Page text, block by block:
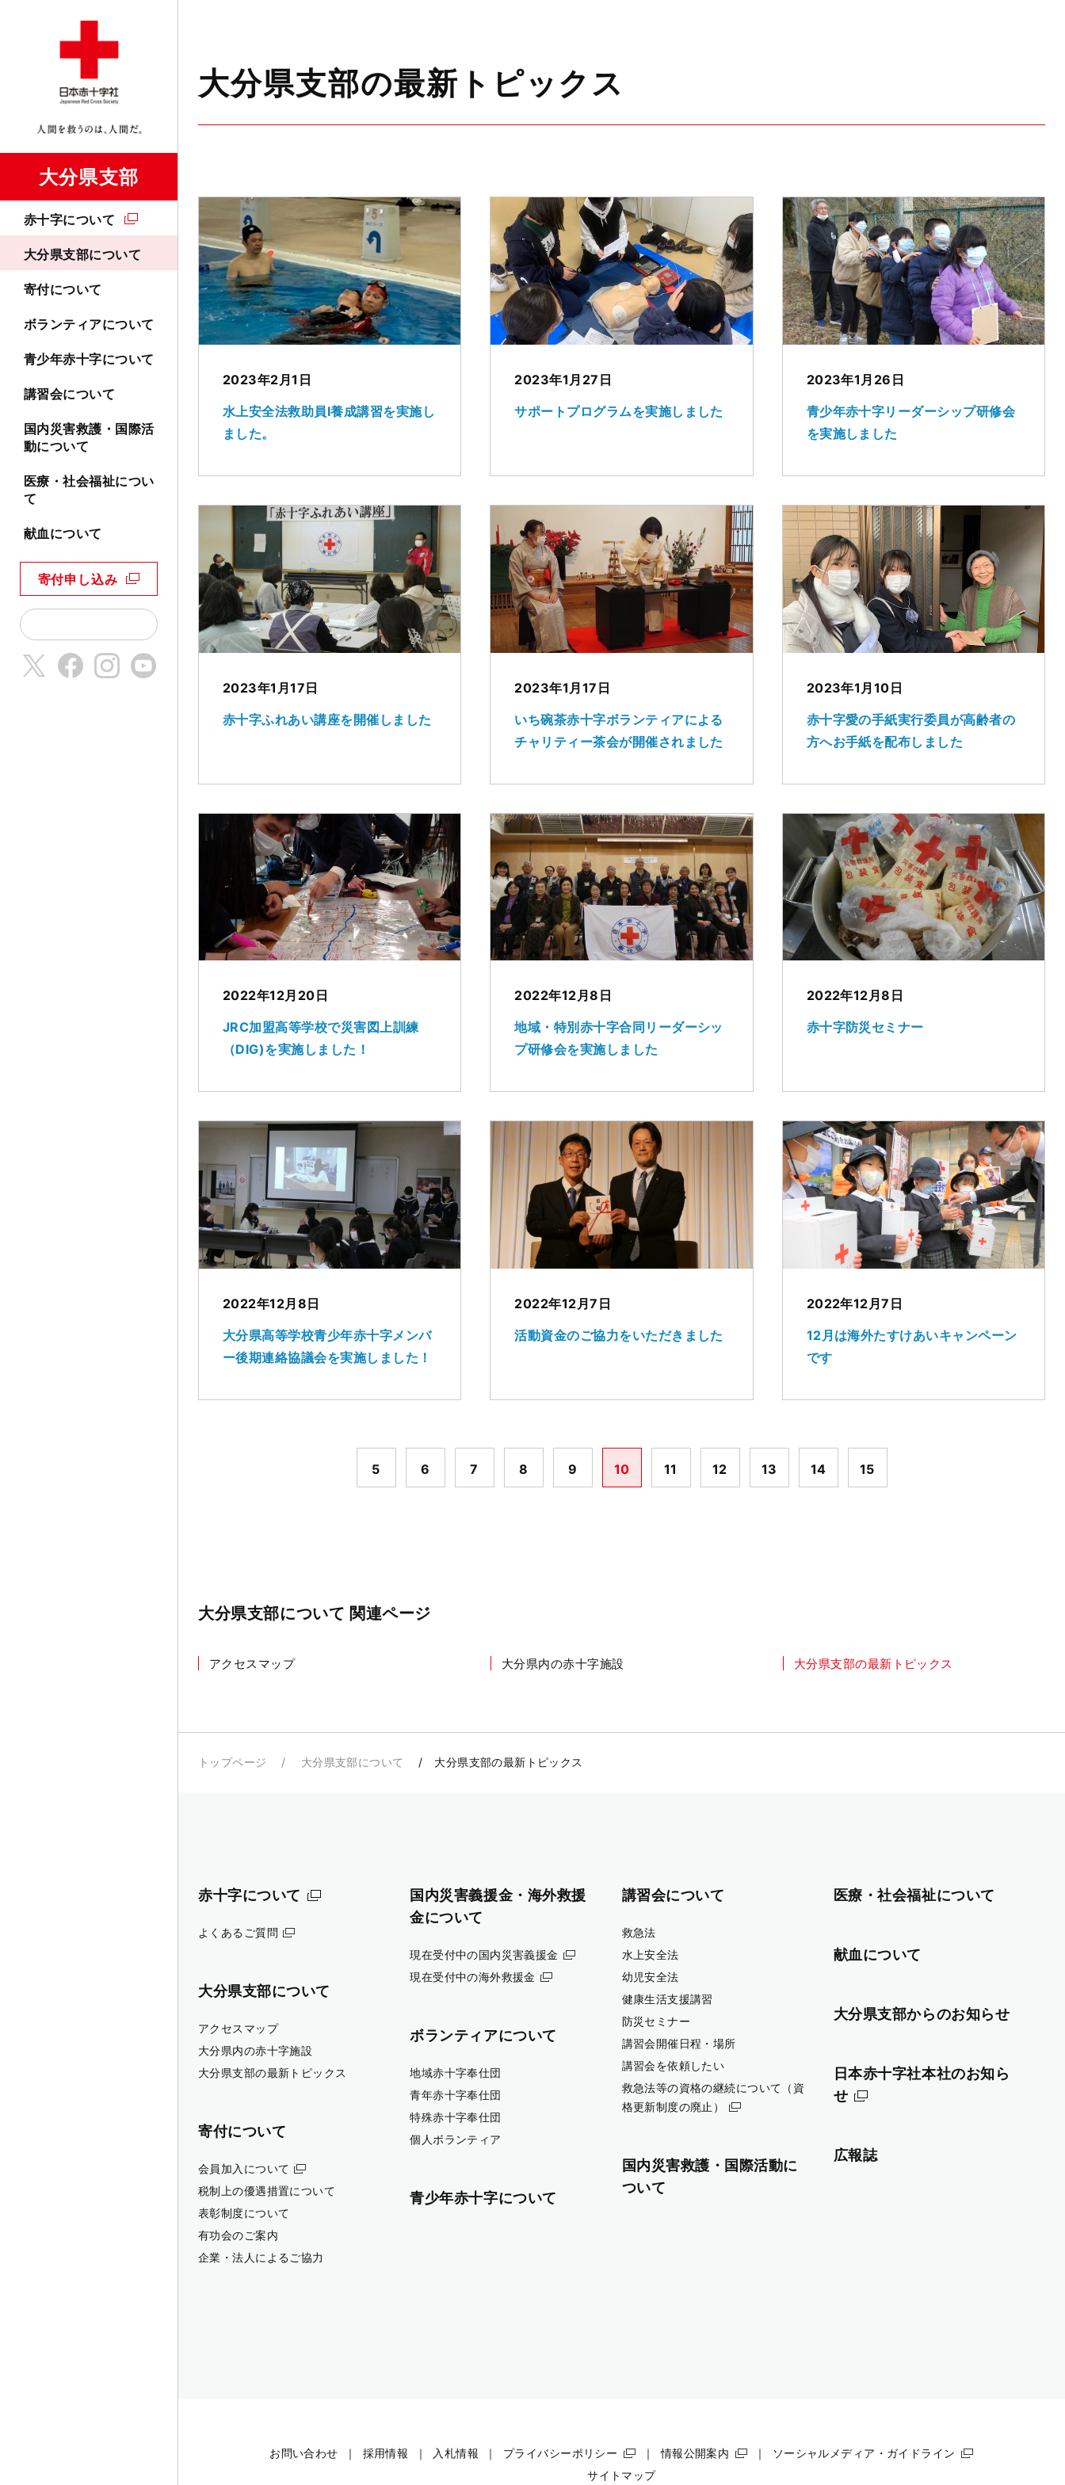
大分県支部
赤十字について
大分県支部について
寄付について
ボランティアについて
青少年赤十字について
講習会について
国内災害救護・国際活
動について
医療・社会福祉につい
て
献血について
寄付申し込み
大分県支部の最新トピックス
2023年2月1日
水上安全法救助員Ⅰ養成講習を実施し
ました。
2023年1月27日
サポートプログラムを実施しました
2023年1月26日
青少年赤十字リーダーシップ研修会
を実施しました
2023年1月17日
赤十字ふれあい講座を開催しました
2023年1月17日
いち碗茶赤十字ボランティアによる
チャリティー茶会が開催されました
2023年1月10日
赤十字愛の手紙実行委員が高齢者の
方へお手紙を配布しました
2022年12月20日
JRC加盟高等学校で災害図上訓練
（DIG)を実施しました！
2022年12月8日
地域・特別赤十字合同リーダーシッ
プ研修会を実施しました
2022年12月8日
赤十字防災セミナー
2022年12月8日
大分県高等学校青少年赤十字メンバ
ー後期連絡協議会を実施しました！
2022年12月7日
活動資金のご協力をいただきました
2022年12月7日
12月は海外たすけあいキャンペーン
です
5 6 7 8 9 10 11 12 13 14 15
大分県支部について 関連ページ
アクセスマップ 大分県内の赤十字施設 大分県支部の最新トピックス
トップページ 大分県支部について 大分県支部の最新トピックス
赤十字について
よくあるご質問
大分県支部について
アクセスマップ
大分県内の赤十字施設
大分県支部の最新トピックス
寄付について
会員加入について
税制上の優遇措置について
表彰制度について
有功会のご案内
企業・法人によるご協力
国内災害義援金・海外救援
金について
現在受付中の国内災害義援金
現在受付中の海外救援金
ボランティアについて
地域赤十字奉仕団
青年赤十字奉仕団
特殊赤十字奉仕団
個人ボランティア
青少年赤十字について
講習会について
救急法
水上安全法
幼児安全法
健康生活支援講習
防災セミナー
講習会開催日程・場所
講習会を依頼したい
救急法等の資格の継続について（資
格更新制度の廃止）
国内災害救護・国際活動に
ついて
医療・社会福祉について
献血について
大分県支部からのお知らせ
日本赤十字社本社のお知ら
せ
広報誌
お問い合わせ 採用情報 入札情報 プライバシーポリシー 情報公開案内
ソーシャルメディア・ガイドライン
サイトマップ